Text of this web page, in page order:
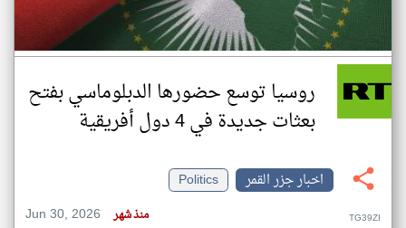
روسيا توسع حضورها الدبلوماسي بفتح
بعثات جديدة في 4 دول أفريقية
اخبار جزر القمر
Politics
Jun 30, 2026
منذ شهر TG39ZI